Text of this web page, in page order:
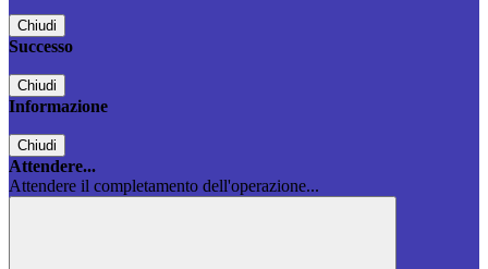
Chiudi
Successo
Chiudi
Informazione
Chiudi
Attendere...
Attendere il completamento dell'operazione...